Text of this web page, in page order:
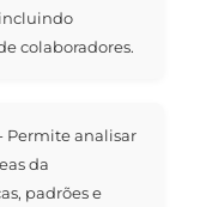
colaboradores.
Permite analisar
da
padrões e